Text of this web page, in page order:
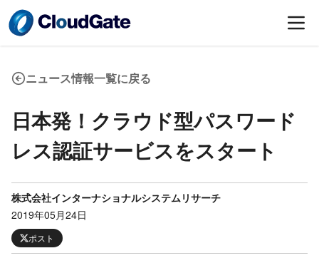
ニュース情報一覧に戻る
日本発！クラウド型パスワード
レス認証サービスをスタート
株式会社インターナショナルシステムリサーチ
2019年05月24日
ポスト